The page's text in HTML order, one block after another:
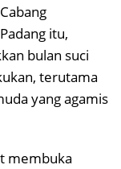
itu,
bulan suci
terutama
yang agamis
membuka